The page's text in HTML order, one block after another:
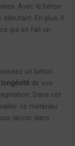
Avec le béton
En plus, il
qui en fait un
un béton
longévité de vos
Dans cet
ce matériau
lancer dans